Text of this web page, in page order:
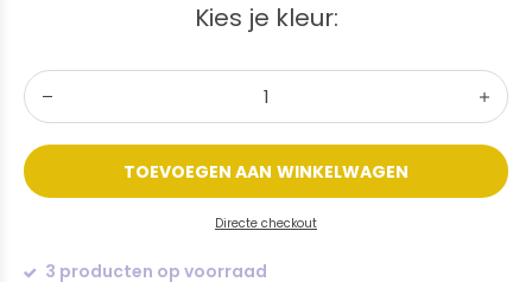
Kies je kleur:
TOEVOEGEN AAN WINKELWAGEN
Directe checkout
3 producten op voorraad